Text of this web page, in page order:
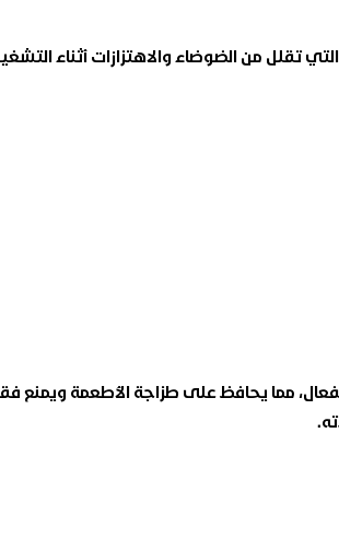
تقلل من الضوضاء والاهتزازات أثناء
مما يحافظ على طزاجة الأطعمة ويمنع